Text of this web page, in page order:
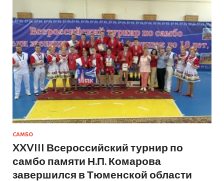
САМБО
XXVIII Всероссийский турнир по
самбо памяти Н.П. Комарова
завершился в Тюменской области